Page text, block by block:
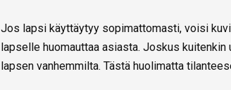
Jos lapsi käyttäytyy sopimattomasti, voisi
lapselle huomauttaa asiasta. Joskus
lapsen vanhemmilta. Tästä huolimatta